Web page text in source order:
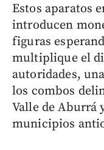
Estos aparatos
introducen
figuras
multiplique el
autoridades,
los combos
Valle de Aburrá
municipios